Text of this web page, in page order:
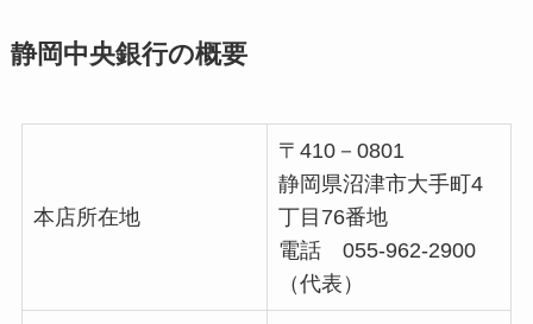
静岡中央銀行の概要
本店所在地
〒410－0801
静岡県沼津市大手町4
丁目76番地
電話 055-962-2900
（代表）